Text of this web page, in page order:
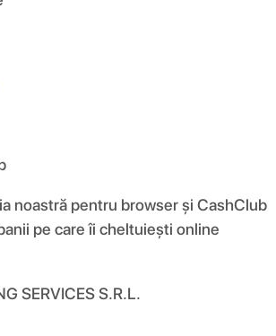
noastră pentru browser și CashClub
pe care îi cheltuiești online
SERVICES S.R.L.